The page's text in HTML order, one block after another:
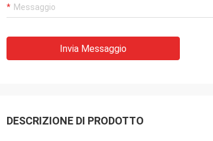
Invia Messaggio
DESCRIZIONE DI PRODOTTO